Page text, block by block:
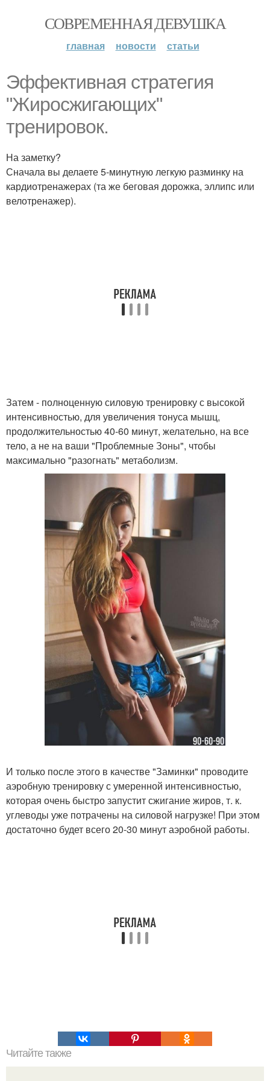
СОВРЕМЕННАЯ ДЕВУШКА
главная новости статьи
Эффективная стратегия
"Жиросжигающих"
тренировок.
На заметку?
Сначала вы делаете 5-минутную легкую разминку на
кардиотренажерах (та же беговая дорожка, эллипс или
велотренажер).
Затем - полноценную силовую тренировку с высокой
интенсивностью, для увеличения тонуса мышц,
продолжительностью 40-60 минут, желательно, на все
тело, а не на ваши "Проблемные Зоны", чтобы
максимально "разогнать" метаболизм.
И только после этого в качестве "Заминки" проводите
аэробную тренировку с умеренной интенсивностью,
которая очень быстро запустит сжигание жиров, т. к.
углеводы уже потрачены на силовой нагрузке! При этом
достаточно будет всего 20-30 минут аэробной работы.
Читайте также